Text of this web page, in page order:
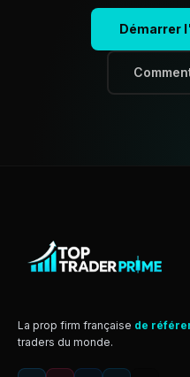
Démarrer
La prop firm française de
traders du monde.